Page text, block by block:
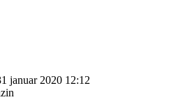
januar 2020 12:12